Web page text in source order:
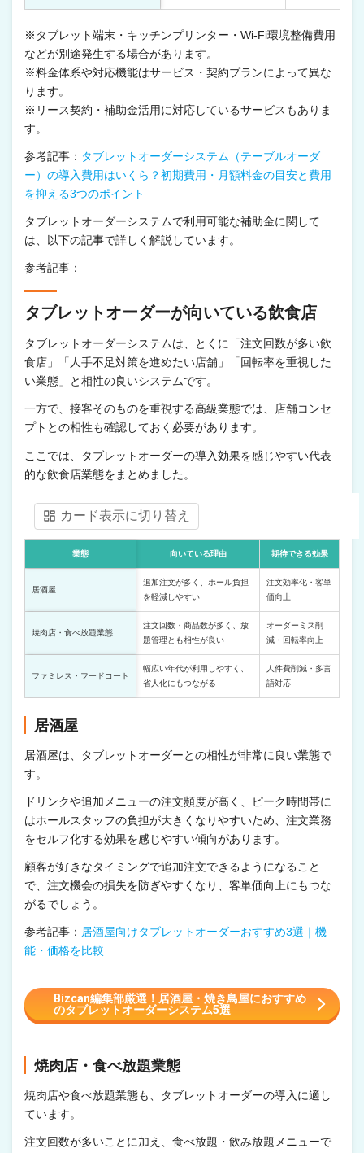
※タブレット端末・キッチンプリンター・Wi-Fi環境整備費用
などが別途発生する場合があります。
※料金体系や対応機能はサービス・契約プランによって異な
ります。
※リース契約・補助金活用に対応しているサービスもありま
す。
参考記事： タブレットオーダーシステム（テーブルオーダ
ー）の導入費用はいくら？初期費用・月額料金の目安と費用
を抑える3つのポイント
タブレットオーダーシステムで利用可能な補助金に関して
は、以下の記事で詳しく解説しています。
参考記事：
タブレットオーダーが向いている飲食店
タブレットオーダーシステムは、とくに「注文回数が多い飲
食店」「人手不足対策を進めたい店舗」「回転率を重視した
い業態」と相性の良いシステムです。
一方で、接客そのものを重視する高級業態では、店舗コンセ
プトとの相性も確認しておく必要があります。
ここでは、タブレットオーダーの導入効果を感じやすい代表
的な飲食店業態をまとめました。
カード表示に切り替え
業態 向いている理由 期待できる効果
居酒屋
追加注文が多く、ホール負担
を軽減しやすい
注文効率化・客単
価向上
焼肉店・食べ放題業態
注文回数・商品数が多く、放
題管理とも相性が良い
オーダーミス削
減・回転率向上
ファミレス・フードコート
幅広い年代が利用しやすく、
省人化にもつながる
人件費削減・多言
語対応
居酒屋
居酒屋は、タブレットオーダーとの相性が非常に良い業態で
す。
ドリンクや追加メニューの注文頻度が高く、ピーク時間帯に
はホールスタッフの負担が大きくなりやすいため、注文業務
をセルフ化する効果を感じやすい傾向があります。
顧客が好きなタイミングで追加注文できるようになること
で、注文機会の損失を防ぎやすくなり、客単価向上にもつな
がるでしょう。
参考記事： 居酒屋向けタブレットオーダーおすすめ3選｜機
能・価格を比較
Bizcan編集部厳選！居酒屋・焼き鳥屋におすすめ
のタブレットオーダーシステム5選
焼肉店・食べ放題業態
焼肉店や食べ放題業態も、タブレットオーダーの導入に適し
ています。
注文回数が多いことに加え、食べ放題・飲み放題メニューで